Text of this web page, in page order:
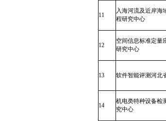
11
入海河流及近岸海
程研究中心
12
空间信息标准定量
研究中心
13 软件智能评测河北
14
机电类特种设备检
究中心